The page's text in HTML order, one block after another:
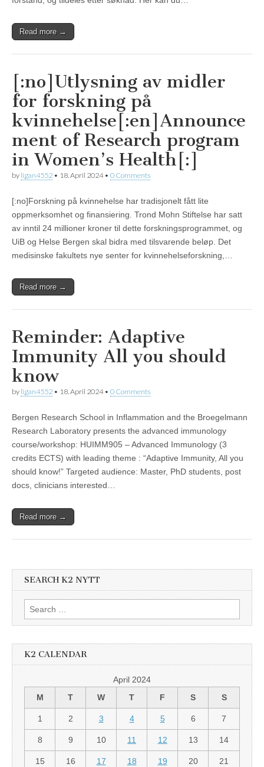
Read more →
[:no]Utlysning av midler
for forskning på
kvinnehelse[:en]Announce
ment of Research program
in Women’s Health[:]
by ligan4552 • 18. April 2024• 0 Comments
[:no]Forskning på kvinnehelse har tradisjonelt fått lite
oppmerksomhet og finansiering. Trond Mohn Stiftelse har satt
av inntil 24 millioner kroner til dette forskningsprogrammet, og
UiB og Helse Bergen skal bidra med tilsvarende beløp. Det
medisinske fakultets nye senter for kvinnehelseforskning,…
Read more →
Reminder: Adaptive
Immunity All you should
know
by ligan4552 • 18. April 2024• 0 Comments
Bergen Research School in Inflammation and the Broegelmann
Research Laboratory presents the advanced immunology
course/workshop: HUIMM905 – Advanced Immunology (3
credits ECTS) with leading theme : “Adaptive Immunity, All you
should know!” Targeted audience: Master, PhD students, post
docs, clinicians interested…
Read more →
SEARCH K2 NYTT
Search
for:
K2 CALENDAR
April 2024
M
T W T F S S
1 2 3 4 5 6 7
8 9 10 11 12 13 14
15 16 17 18 19 20 21